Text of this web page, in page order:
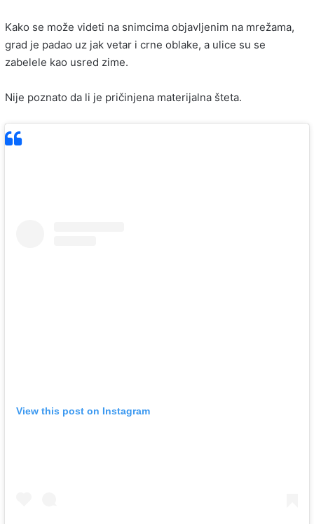
Kako se može videti na snimcima objavljenim na mrežama,
grad je padao uz jak vetar i crne oblake, a ulice su se
zabelele kao usred zime.
Nije poznato da li je pričinjena materijalna šteta.
View this post on Instagram